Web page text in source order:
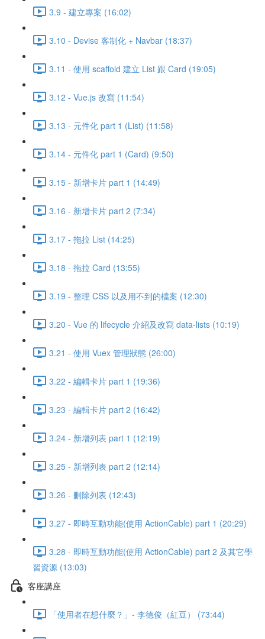
3.9 - 建立專案 (16:02)
3.10 - Devise 客制化 + Navbar (18:37)
3.11 - 使用 scaffold 建立 List 跟 Card (19:05)
3.12 - Vue.js 改寫 (11:54)
3.13 - 元件化 part 1 (List) (11:58)
3.14 - 元件化 part 1 (Card) (9:50)
3.15 - 新增卡片 part 1 (14:49)
3.16 - 新增卡片 part 2 (7:34)
3.17 - 拖拉 List (14:25)
3.18 - 拖拉 Card (13:55)
3.19 - 整理 CSS 以及用不到的檔案 (12:30)
3.20 - Vue 的 lifecycle 介紹及改寫 data-lists (10:19)
3.21 - 使用 Vuex 管理狀態 (26:00)
3.22 - 編輯卡片 part 1 (19:36)
3.23 - 編輯卡片 part 2 (16:42)
3.24 - 新增列表 part 1 (12:19)
3.25 - 新增列表 part 2 (12:14)
3.26 - 刪除列表 (12:43)
3.27 - 即時互動功能(使用 ActionCable) part 1 (20:29)
3.28 - 即時互動功能(使用 ActionCable) part 2 及其它學
習資源 (13:03)
客座講座
「使用者在想什麼？」- 李德俊（紅豆） (73:44)